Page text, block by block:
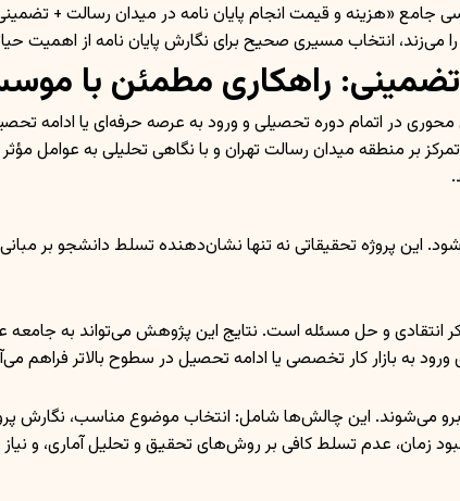
جامع «هزینه و قیمت انجام پایان نامه در میدان رسالت +
انتخاب مسیری صحیح برای نگارش پایان نامه از اهمیت
تضمینی: راهکاری مطمئن با
در اتمام دوره تحصیلی و ورود به عرصه حرفه‌ای یا ادامه
بر منطقه میدان رسالت تهران و با نگاهی تحلیلی به عوامل مؤثر
این پروژه تحقیقاتی نه تنها نشان‌دهنده تسلط دانشجو بر
انتقادی و حل مسئله است. نتایج این پژوهش می‌تواند به
به بازار کار تخصصی یا ادامه تحصیل در سطوح بالاتر فراهم
می‌شوند. این چالش‌ها شامل: انتخاب موضوع مناسب، نگارش
عدم تسلط کافی بر روش‌های تحقیق و تحلیل آماری، و نیاز